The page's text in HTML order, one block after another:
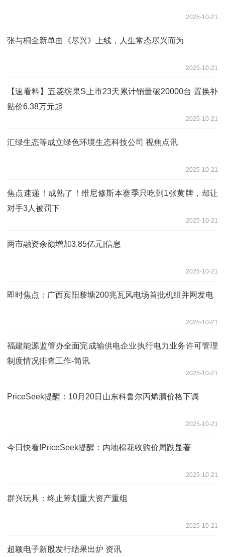
2025-10-21
张与桐全新单曲《尽兴》上线，人生常态尽兴而为
2025-10-21
【速看料】五菱缤果S上市23天累计销量破20000台 置换补
贴价6.38万元起
2025-10-21
汇绿生态等成立绿色环境生态科技公司 视焦点讯
2025-10-21
焦点速递！成熟了！维尼修斯本赛季只吃到1张黄牌，却让
对手3人被罚下
2025-10-21
两市融资余额增加3.85亿元|信息
2025-10-21
即时焦点：广西宾阳黎塘200兆瓦风电场首批机组并网发电
2025-10-21
福建能源监管办全面完成输供电企业执行电力业务许可管理
制度情况排查工作-简讯
2025-10-21
PriceSeek提醒：10月20日山东科鲁尔丙烯腈价格下调
2025-10-21
今日快看!PriceSeek提醒：内地棉花收购价周跌显著
2025-10-21
群兴玩具：终止筹划重大资产重组
2025-10-21
超颖电子新股发行结果出炉 资讯